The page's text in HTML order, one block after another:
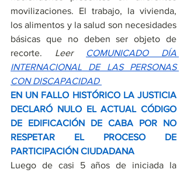
movilizaciones. El trabajo, la vivienda,
los alimentos y la salud son necesidades
básicas que no deben ser objeto de
recorte. Leer
COMUNICADO DÍA
INTERNACIONAL DE LAS PERSONAS
CON DISCAPACIDAD
EN UN FALLO HISTÓRICO LA JUSTICIA
DECLARÓ NULO EL ACTUAL CÓDIGO
DE EDIFICACIÓN DE CABA POR NO
RESPETAR EL PROCESO DE
PARTICIPACIÓN CIUDADANA
Luego de casi 5 años de iniciada la